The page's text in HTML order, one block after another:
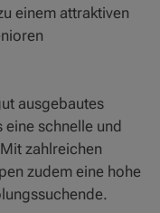
einem attraktiven
ausgebautes
schnelle und
zahlreichen
zudem eine hohe